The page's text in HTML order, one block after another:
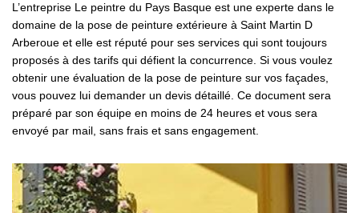
L’entreprise Le peintre du Pays Basque est une experte dans le
domaine de la pose de peinture extérieure à Saint Martin D
Arberoue et elle est réputé pour ses services qui sont toujours
proposés à des tarifs qui défient la concurrence. Si vous voulez
obtenir une évaluation de la pose de peinture sur vos façades,
vous pouvez lui demander un devis détaillé. Ce document sera
préparé par son équipe en moins de 24 heures et vous sera
envoyé par mail, sans frais et sans engagement.